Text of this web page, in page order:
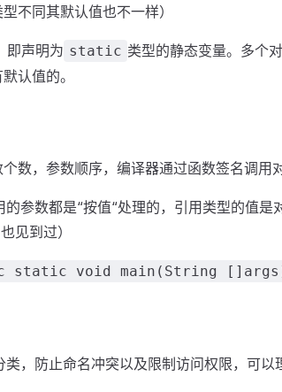
不同其默认值也不一样）
即声明为 static 类型的静态变量。多个
认值的。
数，参数顺序，编译器通过函数签名调用
参数都是“按值“处理的，引用类型的值
见到过）
static void main(String
，防止命名冲突以及限制访问权限，可以